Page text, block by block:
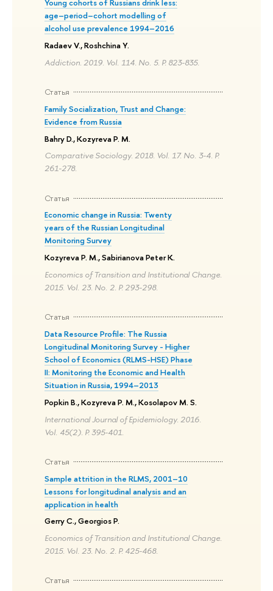
Young cohorts of Russians drink less:
age–period–cohort modelling of
alcohol use prevalence 1994–2016
Radaev V., Roshchina Y.
Addiction. 2019. Vol. 114. No. 5. P. 823-835.
Статья
Family Socialization, Trust and Change:
Evidence from Russia
Bahry D., Kozyreva P. M.
Comparative Sociology. 2018. Vol. 17. No. 3-4. P.
261-278.
Статья
Economic change in Russia: Twenty
years of the Russian Longitudinal
Monitoring Survey
Kozyreva P. M., Sabirianova Peter K.
Economics of Transition and Institutional Change.
2015. Vol. 23. No. 2. P. 293-298.
Статья
Data Resource Profile: The Russia
Longitudinal Monitoring Survey - Higher
School of Economics (RLMS-HSE) Phase
II: Monitoring the Economic and Health
Situation in Russia, 1994–2013
Popkin B., Kozyreva P. M., Kosolapov M. S.
International Journal of Epidemiology. 2016.
Vol. 45(2). P. 395-401.
Статья
Sample attrition in the RLMS, 2001–10
Lessons for longitudinal analysis and an
application in health
Gerry C., Georgios P.
Economics of Transition and Institutional Change.
2015. Vol. 23. No. 2. P. 425-468.
Статья